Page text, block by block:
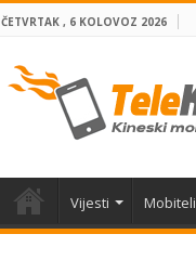
ČETVRTAK , 6 KOLOVOZ 2026
Vijesti Mobiteli